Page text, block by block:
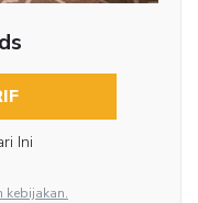
Ini
kebijakan.